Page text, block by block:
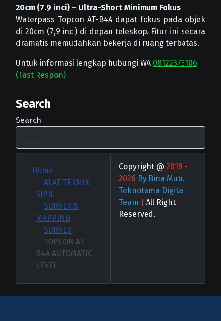
20cm (7.9 inci) – Ultra-Short Minimum Fokus
Waterpass Topcon AT-B4A dapat fokus pada objek
di 20cm (7,9 inci) di depan teleskop. Fitur ini secara
dramatis memudahkan bekerja di ruang terbatas.
Untuk informasi lengkap hubungi WA 08122373106
(Fast Respon)
Search
Search
Home
ALAT TEKNIK
SIPIL
SURVEY &
MAPPING
SURVEY
TOPCON AT
B4A AUTOMATIC
LEVEL
Copyright @ 2019 -
2026 By Bina Mutu
Teknotama Digital
Team
All Right
Reserved.